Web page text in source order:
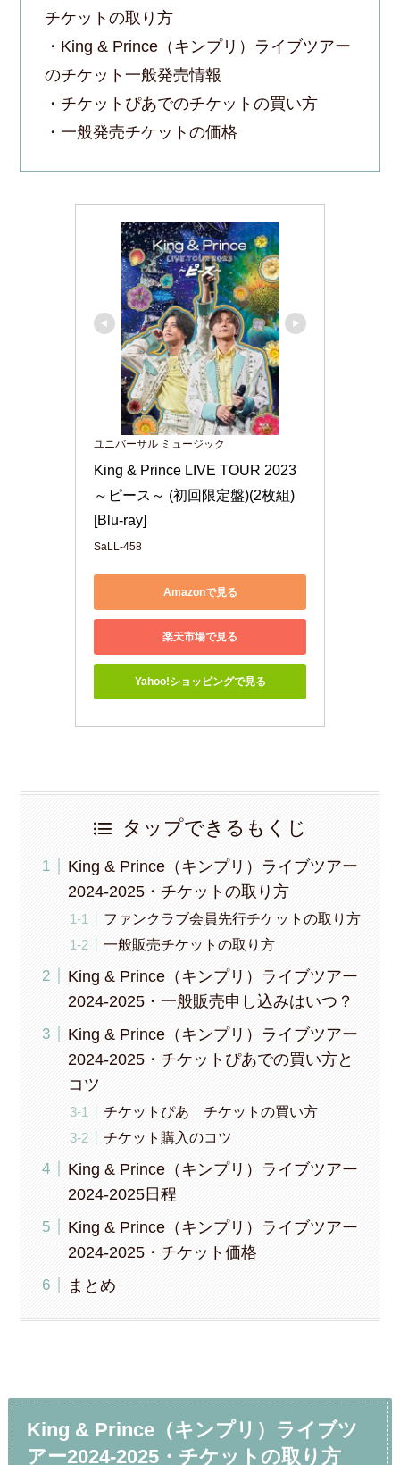
チケットの取り方
・King & Prince（キンプリ）ライブツアー
のチケット一般発売情報
・チケットぴあでのチケットの買い方
・一般発売チケットの価格
ユニバーサル ミュージック
King & Prince LIVE TOUR 2023
～ピース～ (初回限定盤)(2枚組)
[Blu-ray]
SaLL-458
Amazonで見る
楽天市場で見る
Yahoo!ショッピングで見る
タップできるもくじ
King & Prince（キンプリ）ライブツアー
2024-2025・チケットの取り方
ファンクラブ会員先行チケットの取り方
一般販売チケットの取り方
King & Prince（キンプリ）ライブツアー
2024-2025・一般販売申し込みはいつ？
King & Prince（キンプリ）ライブツアー
2024-2025・チケットぴあでの買い方と
コツ
チケットぴあ チケットの買い方
チケット購入のコツ
King & Prince（キンプリ）ライブツアー
2024-2025日程
King & Prince（キンプリ）ライブツアー
2024-2025・チケット価格
まとめ
King & Prince（キンプリ）ライブツ
アー2024-2025・チケットの取り方